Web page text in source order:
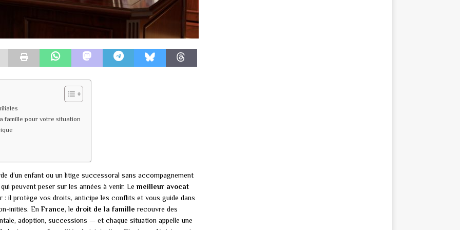
famille pour votre situation
d’un enfant ou un litige successoral sans accompagnement
peuvent peser sur les années à venir. Le meilleur avocat
: il protège vos droits, anticipe les conflits et vous guide dans
initiés. En France, le droit de la famille recouvre des
adoption, successions — et chaque situation appelle une